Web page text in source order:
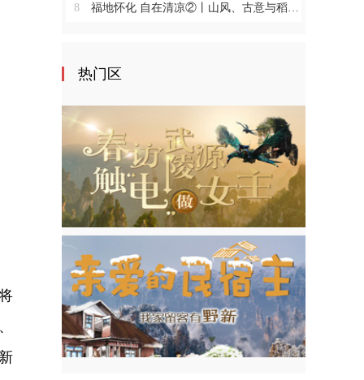
8 福地怀化 自在清凉②丨山风、古意与稻香，在洪江找到22℃的夏天
热门区